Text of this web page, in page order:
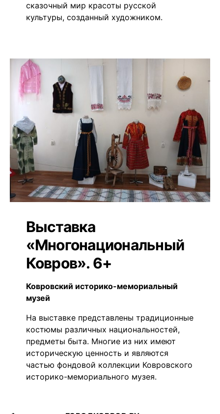
сказочный мир красоты русской
культуры, созданный художником.
Выставка
«Многонациональный
Ковров». 6+
Ковровский историко-мемориальный
музей
На выставке представлены традиционные
костюмы различных национальностей,
предметы быта. Многие из них имеют
историческую ценность и являются
частью фондовой коллекции Ковровского
историко-мемориального музея.